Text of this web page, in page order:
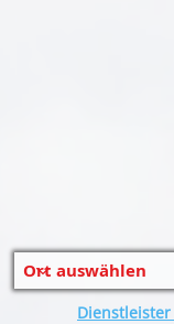
Dienstleister